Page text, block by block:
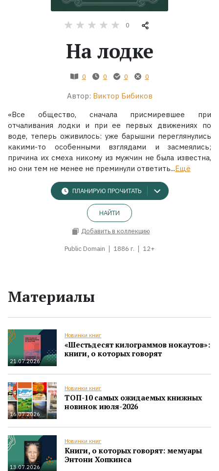
Экранизации
0
На лодке
0 0 0 0
Автор: Виктор Бибиков
«Все общество, сначала присмиревшее при
отчаливания лодки и при ее первых движениях по
воде, теперь оживилось: уже барышни переглянулись
какими-то особенными взглядами и засмеялись;
причина их смеха никому из мужчин не была известна,
но они тем не менее не преминули ответить...Ещё
ПЛАНИРУЮ ПРОЧИТАТЬ
НАЙТИ
Добавить в коллекцию
Public Domain 1886 г. 12+
Материалы
21.07.2026
Новинки книг
«Шестьдесят килограммов нокаутов»:
книги, о которых говорят
16.07.2026
Новинки книг
ТОП-10 самых ожидаемых книжных
новинок июля-2026
13.07.2026
Новинки книг
Книги, о которых говорят: мемуары
Энтони Хопкинса